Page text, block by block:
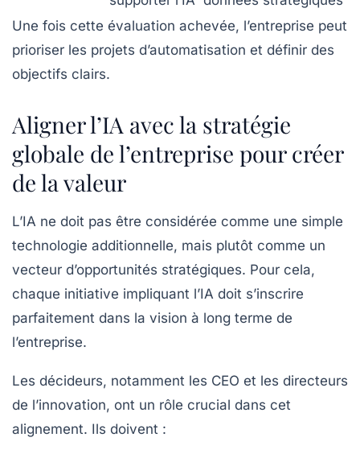
Une fois cette évaluation achevée, l’entreprise peut
prioriser les projets d’automatisation et définir des
objectifs clairs.
Aligner l’IA avec la stratégie
globale de l’entreprise pour créer
de la valeur
L’IA ne doit pas être considérée comme une simple
technologie additionnelle, mais plutôt comme un
vecteur d’opportunités stratégiques. Pour cela,
chaque initiative impliquant l’IA doit s’inscrire
parfaitement dans la vision à long terme de
l’entreprise.
Les décideurs, notamment les CEO et les directeurs
de l’innovation, ont un rôle crucial dans cet
alignement. Ils doivent :